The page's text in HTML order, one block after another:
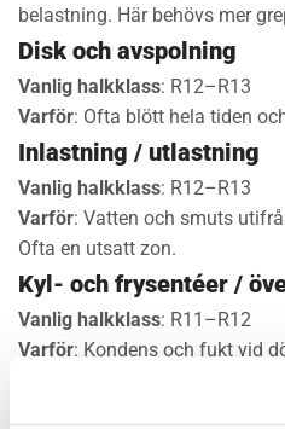
belastning. Här behövs mer
Disk och avspolning
Vanlig halkklass: R12–R13
Varför: Ofta blött hela tiden
Inlastning / utlastning
Vanlig halkklass: R12–R13
Varför: Vatten och smuts
Ofta en utsatt zon.
Kyl- och frysentéer /
Vanlig halkklass: R11–R12
Varför: Kondens och fukt vid